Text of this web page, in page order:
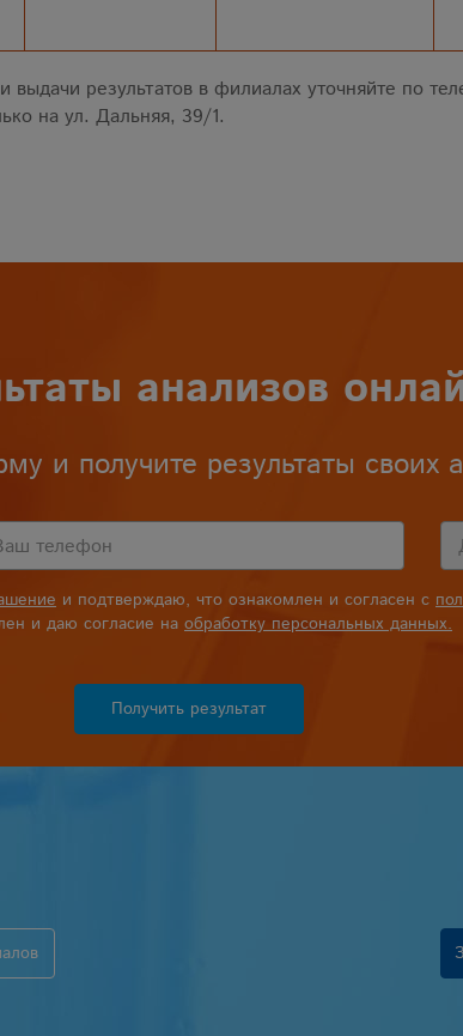
результатов в филиалах уточняйте по
на ул. Дальняя, 39/1.
анализов
и получите результаты своих
и подтверждаю, что ознакомлен и согласен с
и даю согласие на обработку персональных данных.
Получить результат